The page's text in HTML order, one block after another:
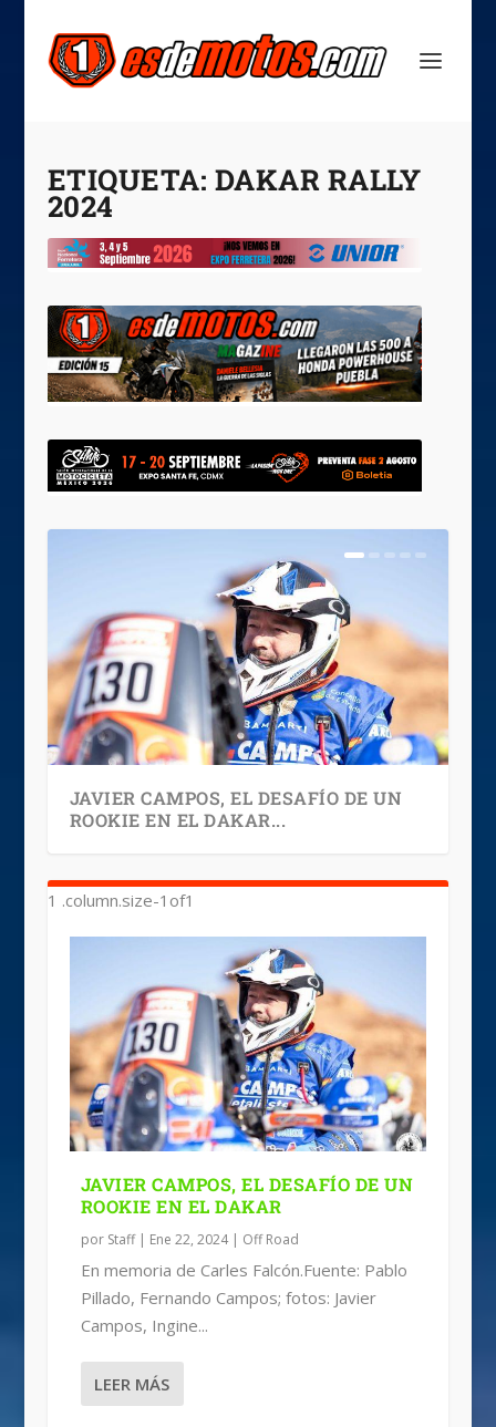
ETIQUETA: DAKAR RALLY
2024
JAVIER CAMPOS, EL DESAFÍO DE UN
ROOKIE EN EL DAKAR...
RICKY BRABEC GANA EL DAKAR 2024
EN MOTOS
MUERE EL PILOTO ESPAÑOL CARLES
FALCÓN
BENAVIDES GANA LA ETAPA 3,
BRANCH ES LÍDER
ENTREVISTA: “PARKE” GUERRERO
RUMBO AL DAKAR
JAVIER CAMPOS, EL DESAFÍO DE UN
ROOKIE EN EL DAKAR
por Staff| Ene 22, 2024| Off Road
En memoria de Carles Falcón.Fuente: Pablo
Pillado, Fernando Campos; fotos: Javier
Campos, Ingine...
LEER MÁS